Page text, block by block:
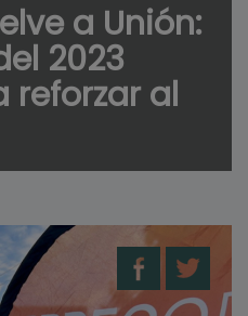
a Unión:
2023
reforzar al